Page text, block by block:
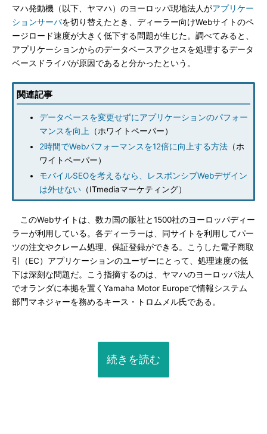
マハ発動機（以下、ヤマハ）のヨーロッパ現地法人がアプリケー
ションサーバを切り替えたとき、ディーラー向けWebサイトのペ
ージロード速度が大きく低下する問題が生じた。調べてみると、
アプリケーションからのデータベースアクセスを処理するデータ
ベースドライバが原因であると分かったという。
関連記事
データベースを変更せずにアプリケーションのパフォー
マンスを向上
（ホワイトペーパー）
2時間でWebパフォーマンスを12倍に向上する方法 （ホ
ワイトペーパー）
モバイルSEOを考えるなら、レスポンシブWebデザイン
は外せない （ITmediaマーケティング）
このWebサイトは、数カ国の販社と1500社のヨーロッパディー
ラーが利用している。各ディーラーは、同サイトを利用してパー
ツの注文やクレーム処理、保証登録ができる。こうした電子商取
引（EC）アプリケーションのユーザーにとって、処理速度の低
下は深刻な問題だ。こう指摘するのは、ヤマハのヨーロッパ法人
でオランダに本拠を置くYamaha Motor Europeで情報システム
部門マネジャーを務めるキース・トロムメル氏である。
続きを読む